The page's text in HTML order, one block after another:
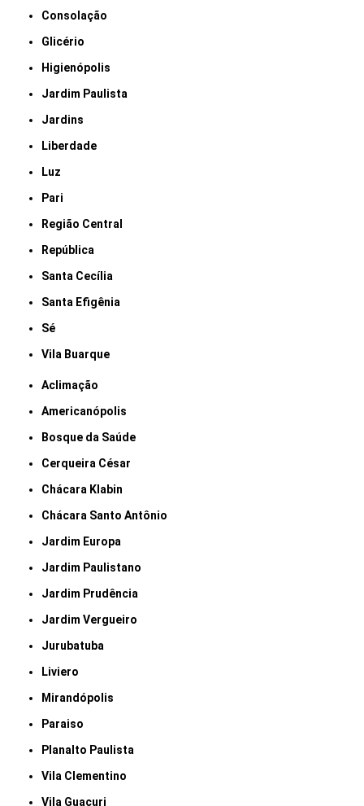
Consolação
Glicério
Higienópolis
Jardim Paulista
Jardins
Liberdade
Luz
Pari
Região Central
República
Santa Cecília
Santa Efigênia
Sé
Vila Buarque
Aclimação
Americanópolis
Bosque da Saúde
Cerqueira César
Chácara Klabin
Chácara Santo Antônio
Jardim Europa
Jardim Paulistano
Jardim Prudência
Jardim Vergueiro
Jurubatuba
Liviero
Mirandópolis
Paraiso
Planalto Paulista
Vila Clementino
Vila Guacuri